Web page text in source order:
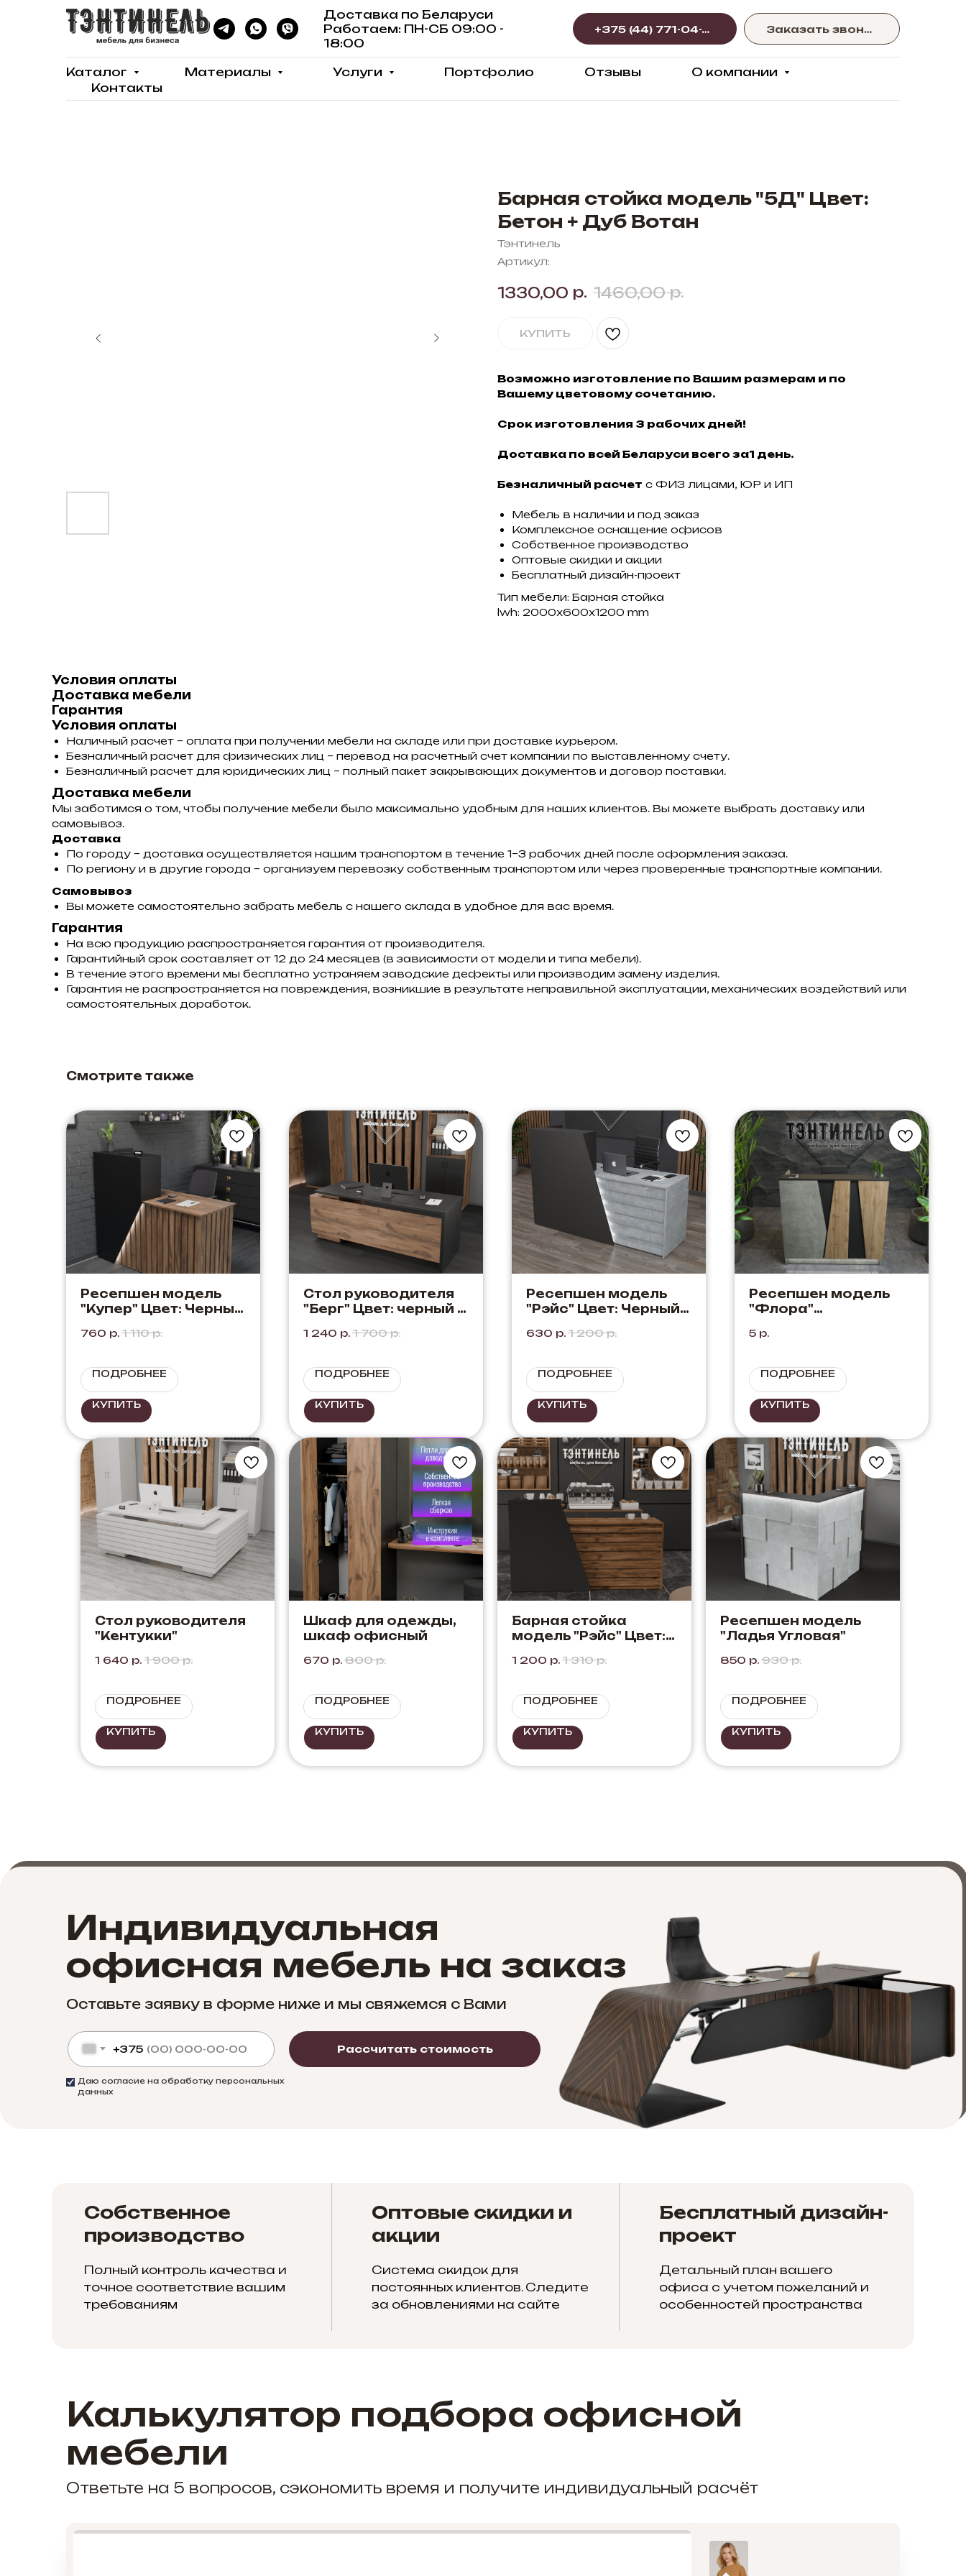
Доставка по Беларуси
Работаем: ПН-СБ 09:00 -
18:00
+375 (44) 771-04-77 Заказать звонок
Каталог Материалы Услуги Портфолио Отзывы
О компании
Контакты
Барная стойка модель "5Д" Цвет:
Бетон + Дуб Вотан
Тэнтинель
Артикул:
1330,00 р. 1460,00 р.
КУПИТЬ
Возможно изготовление по Вашим размерам и по
Вашему цветовому сочетанию.
Срок изготовления 3 рабочих дней!
Доставка по всей Беларуси всего за1 день.
Безналичный расчет с ФИЗ лицами, ЮР и ИП
Мебель в наличии и под заказ
Комплексное оснащение офисов
Собственное производство
Оптовые скидки и акции
Бесплатный дизайн-проект
Тип мебели: Барная стойка
lwh: 2000x600x1200 mm
Условия оплаты
Доставка мебели
Гарантия
Условия оплаты
Наличный расчет – оплата при получении мебели на складе или при доставке курьером.
Безналичный расчет для физических лиц – перевод на расчетный счет компании по выставленному счету.
Безналичный расчет для юридических лиц – полный пакет закрывающих документов и договор поставки.
Доставка мебели
Мы заботимся о том, чтобы получение мебели было максимально удобным для наших клиентов. Вы можете выбрать доставку или
самовывоз.
Доставка
По городу – доставка осуществляется нашим транспортом в течение 1–3 рабочих дней после оформления заказа.
По региону и в другие города – организуем перевозку собственным транспортом или через проверенные транспортные компании.
Самовывоз
Вы можете самостоятельно забрать мебель с нашего склада в удобное для вас время.
Гарантия
На всю продукцию распространяется гарантия от производителя.
Гарантийный срок составляет от 12 до 24 месяцев (в зависимости от модели и типа мебели).
В течение этого времени мы бесплатно устраняем заводские дефекты или производим замену изделия.
Гарантия не распространяется на повреждения, возникшие в результате неправильной эксплуатации, механических воздействий или
самостоятельных доработок.
Смотрите также
Ресепшен модель
"Купер" Цвет: Черный
760 р. 1 110 р.
ПОДРОБНЕЕ
КУПИТЬ
Стол руководителя
"Берг" Цвет: черный +
Сочетание черного с
1 240 р. 1 700 р.
ПОДРОБНЕЕ
КУПИТЬ
Ресепшен модель
"Рэйс" Цвет: Черный +
630 р. 1 200 р.
ПОДРОБНЕЕ
КУПИТЬ
Ресепшен модель
"Флора"
Вотан
5 р.
ПОДРОБНЕЕ
КУПИТЬ
Стол руководителя
"Кентукки"
1 640 р. 1 900 р.
ПОДРОБНЕЕ
КУПИТЬ
Шкаф для одежды,
шкаф офисный
670 р. 800 р.
ПОДРОБНЕЕ
КУПИТЬ
Барная стойка
модель "Рэйс" Цвет:
1 200 р. 1 310 р.
ПОДРОБНЕЕ
КУПИТЬ
Ресепшен модель
"Ладья Угловая"
850 р. 930 р.
ПОДРОБНЕЕ
КУПИТЬ
Оставьте заявку в форме ниже и мы свяжемся с Вами
Даю согласие на обработку персональных
данных
+375 Рассчитать стоимость
Индивидуальная
офисная мебель на заказ
Собственное
производство
Полный контроль качества и
точное соответствие вашим
требованиям
Оптовые скидки и
акции
Система скидок для
постоянных клиентов. Следите
за обновлениями на сайте
Бесплатный дизайн-
проект
Детальный план вашего
офиса с учетом пожеланий и
особенностей пространства
Калькулятор подбора офисной
мебели
Ответьте на 5 вопросов, сэкономить время и получите индивидуальный расчёт